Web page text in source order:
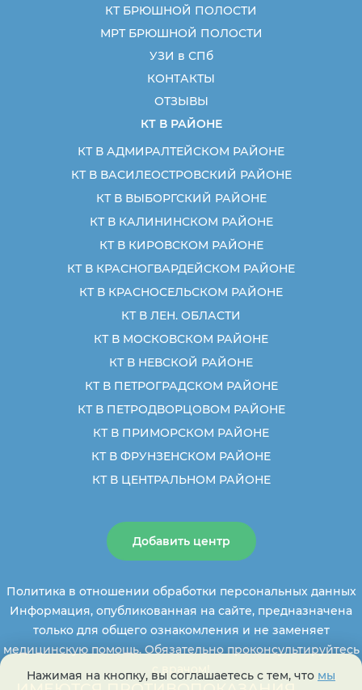
КТ БРЮШНОЙ ПОЛОСТИ
МРТ БРЮШНОЙ ПОЛОСТИ
УЗИ в СПб
КОНТАКТЫ
ОТЗЫВЫ
КТ В РАЙОНЕ
КТ В АДМИРАЛТЕЙСКОМ РАЙОНЕ
КТ В ВАСИЛЕОСТРОВСКИЙ РАЙОНЕ
КТ В ВЫБОРГСКИЙ РАЙОНЕ
КТ В КАЛИНИНСКОМ РАЙОНЕ
КТ В КИРОВСКОМ РАЙОНЕ
КТ В КРАСНОГВАРДЕЙСКОМ РАЙОНЕ
КТ В КРАСНОСЕЛЬСКОМ РАЙОНЕ
КТ В ЛЕН. ОБЛАСТИ
КТ В МОСКОВСКОМ РАЙОНЕ
КТ В НЕВСКОЙ РАЙОНЕ
КТ В ПЕТРОГРАДСКОМ РАЙОНЕ
КТ В ПЕТРОДВОРЦОВОМ РАЙОНЕ
КТ В ПРИМОРСКОМ РАЙОНЕ
КТ В ФРУНЗЕНСКОМ РАЙОНЕ
КТ В ЦЕНТРАЛЬНОМ РАЙОНЕ
Добавить центр
Политика в отношении обработки персональных данных
Информация, опубликованная на сайте, предназначена
только для общего ознакомления и не заменяет
медицинскую помощь. Обязательно проконсультируйтесь
Нажимая на кнопку, вы соглашаетесь с тем, что мы